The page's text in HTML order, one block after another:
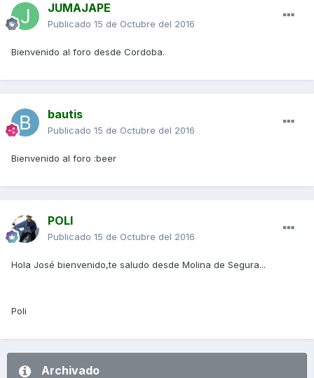
JUMAJAPE
Publicado 15 de Octubre del 2016
Bienvenido al foro desde Cordoba.
bautis
Publicado 15 de Octubre del 2016
Bienvenido al foro :beer
POLI
Publicado 15 de Octubre del 2016
Hola José bienvenido,te saludo desde Molina de Segura...
Poli
Archivado